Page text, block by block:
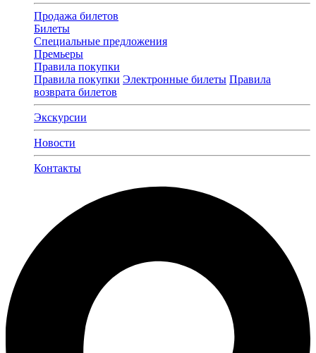
Продажа билетов
Билеты
Специальные предложения
Премьеры
Правила покупки
Правила покупки Электронные билеты Правила
возврата билетов
Экскурсии
Новости
Контакты